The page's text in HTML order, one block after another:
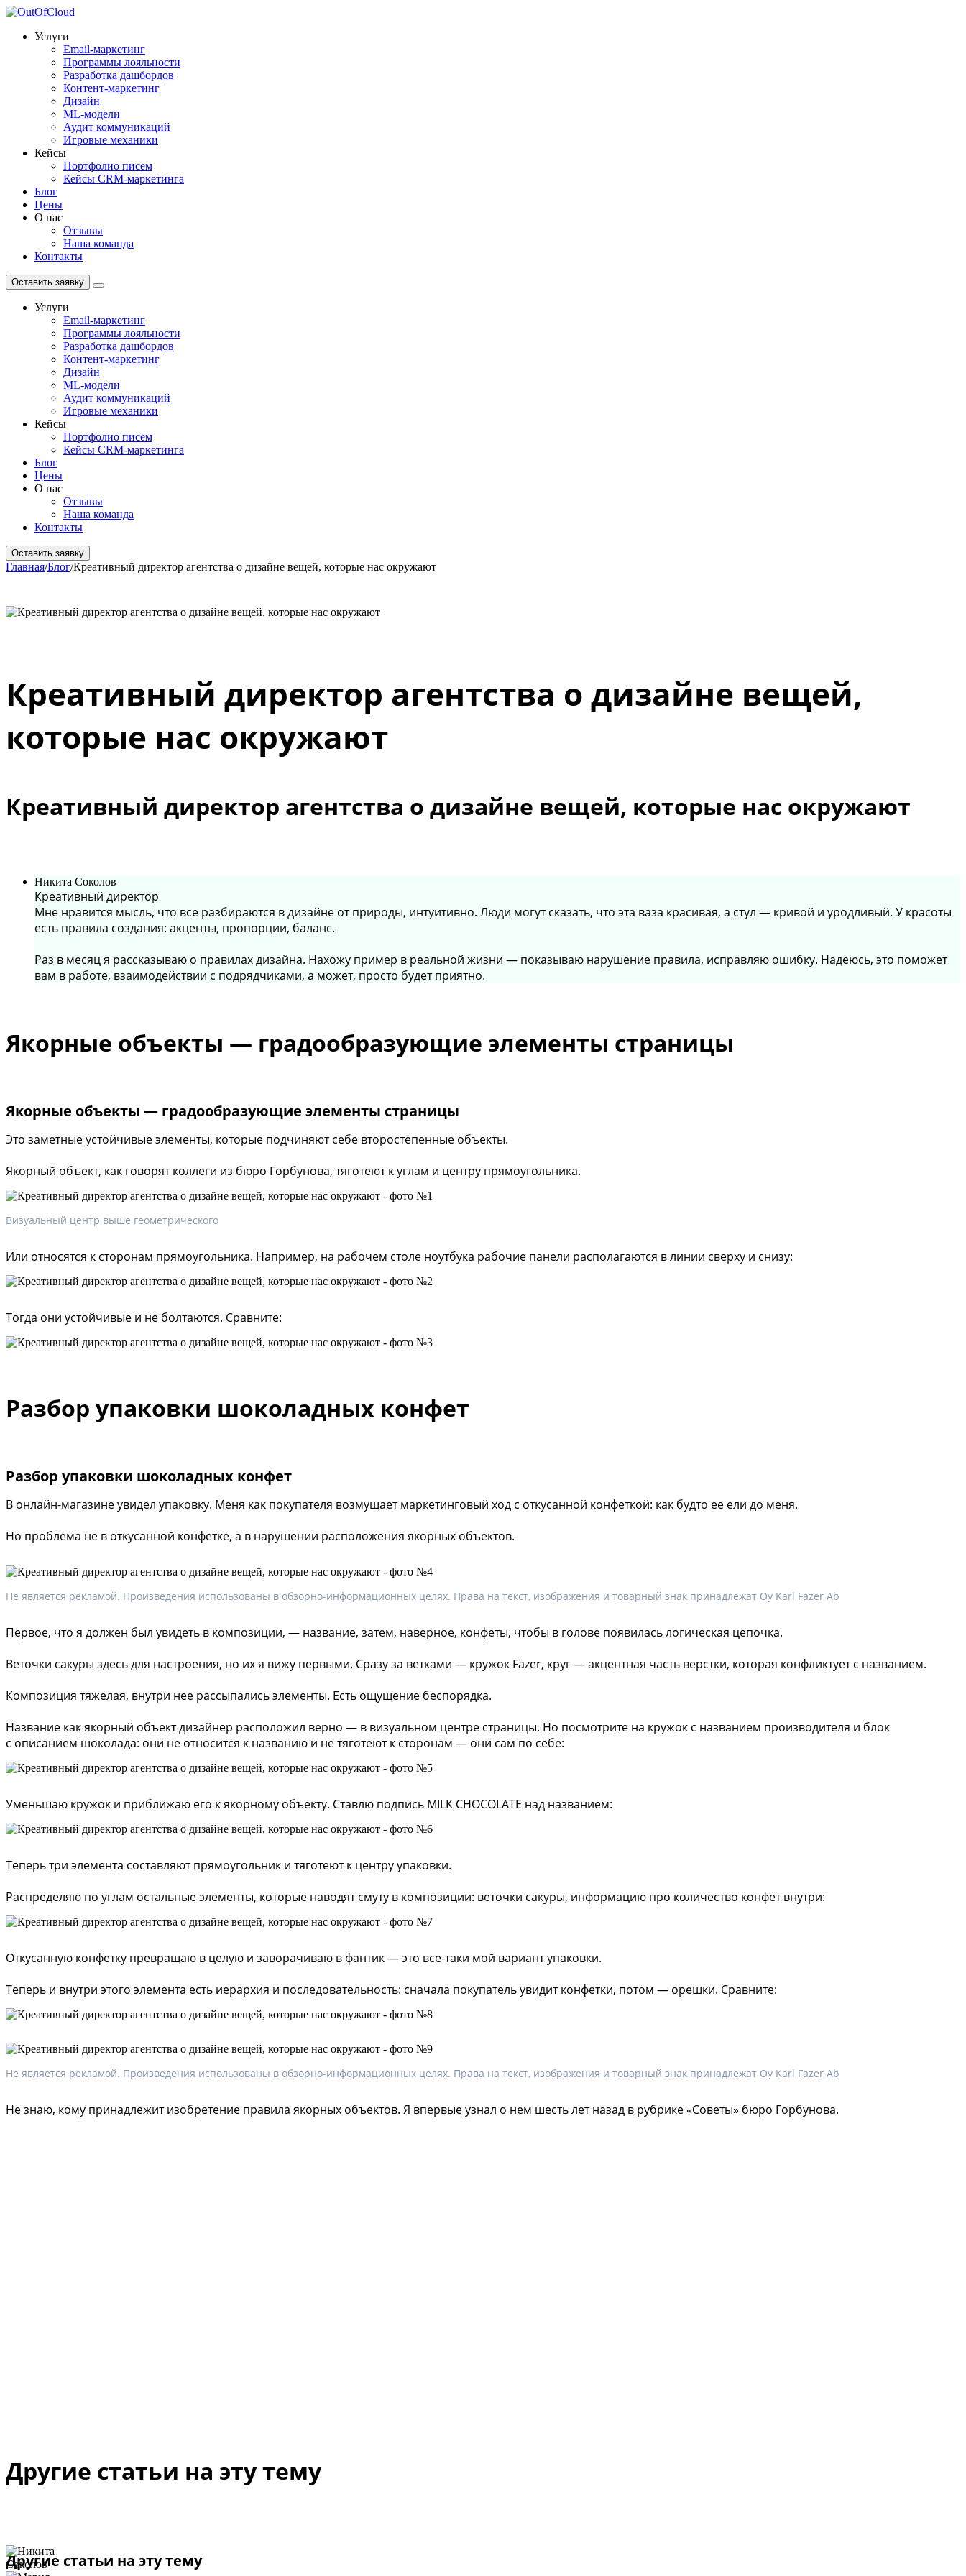
Услуги
Email-маркетинг
Программы лояльности
Разработка дашбордов
Контент-маркетинг
Дизайн
ML-модели
Аудит коммуникаций
Игровые механики
Кейсы
Портфолио писем
Кейсы CRM-маркетинга
Блог
Цены
О нас
Отзывы
Наша команда
Контакты
Оставить заявку
Услуги
Email-маркетинг
Программы лояльности
Разработка дашбордов
Контент-маркетинг
Дизайн
ML-модели
Аудит коммуникаций
Игровые механики
Кейсы
Портфолио писем
Кейсы CRM-маркетинга
Блог
Цены
О нас
Отзывы
Наша команда
Контакты
Оставить заявку
Главная/Блог/Креативный директор агентства о дизайне вещей, которые нас окружают
Креативный директор агентства о дизайне вещей,
которые нас окружают
Креативный директор агентства о дизайне вещей, которые нас окружают
Никита Соколов
Креативный директор
Мне нравится мысль, что все разбираются в дизайне от природы, интуитивно. Люди могут сказать, что эта ваза красивая, а стул — кривой и уродливый. У красоты
есть правила создания: акценты, пропорции, баланс.
Раз в месяц я рассказываю о правилах дизайна. Нахожу пример в реальной жизни — показываю нарушение правила, исправляю ошибку. Надеюсь, это поможет
вам в работе, взаимодействии с подрядчиками, а может, просто будет приятно.
Якорные объекты — градообразующие элементы страницы
Якорные объекты — градообразующие элементы страницы
Это заметные устойчивые элементы, которые подчиняют себе второстепенные объекты.
Якорный объект, как говорят коллеги из бюро Горбунова, тяготеют к углам и центру прямоугольника.
Визуальный центр выше геометрического
Или относятся к сторонам прямоугольника. Например, на рабочем столе ноутбука рабочие панели располагаются в линии сверху и снизу:
Тогда они устойчивые и не болтаются. Сравните:
Разбор упаковки шоколадных конфет
Разбор упаковки шоколадных конфет
В онлайн-магазине увидел упаковку. Меня как покупателя возмущает маркетинговый ход с откусанной конфеткой: как будто ее ели до меня.
Но проблема не в откусанной конфетке, а в нарушении расположения якорных объектов.
Не является рекламой. Произведения использованы в обзорно-информационных целях. Права на текст, изображения и товарный знак принадлежат Oy Karl Fazer Ab
Первое, что я должен был увидеть в композиции, — название, затем, наверное, конфеты, чтобы в голове появилась логическая цепочка.
Веточки сакуры здесь для настроения, но их я вижу первыми. Сразу за ветками — кружок Fazer, круг — акцентная часть верстки, которая конфликтует с названием.
Композиция тяжелая, внутри нее рассыпались элементы. Есть ощущение беспорядка.
Название как якорный объект дизайнер расположил верно — в визуальном центре страницы. Но посмотрите на кружок с названием производителя и блок
с описанием шоколада: они не относится к названию и не тяготеют к сторонам — они сам по себе:
Уменьшаю кружок и приближаю его к якорному объекту. Ставлю подпись MILK CHOCOLATE над названием:
Теперь три элемента составляют прямоугольник и тяготеют к центру упаковки.
Распределяю по углам остальные элементы, которые наводят смуту в композиции: веточки сакуры, информацию про количество конфет внутри:
Откусанную конфетку превращаю в целую и заворачиваю в фантик — это все-таки мой вариант упаковки.
Теперь и внутри этого элемента есть иерархия и последовательность: сначала покупатель увидит конфетки, потом — орешки. Сравните:
Не является рекламой. Произведения использованы в обзорно-информационных целях. Права на текст, изображения и товарный знак принадлежат Oy Karl Fazer Ab
Не знаю, кому принадлежит изобретение правила якорных объектов. Я впервые узнал о нем шесть лет назад в рубрике «Советы» бюро Горбунова.
Другие статьи на эту тему
Другие статьи на эту тему